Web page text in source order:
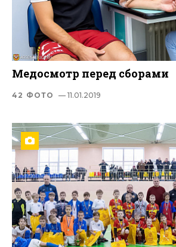
Медосмотр перед сборами
42 ФОТО — 11.01.2019